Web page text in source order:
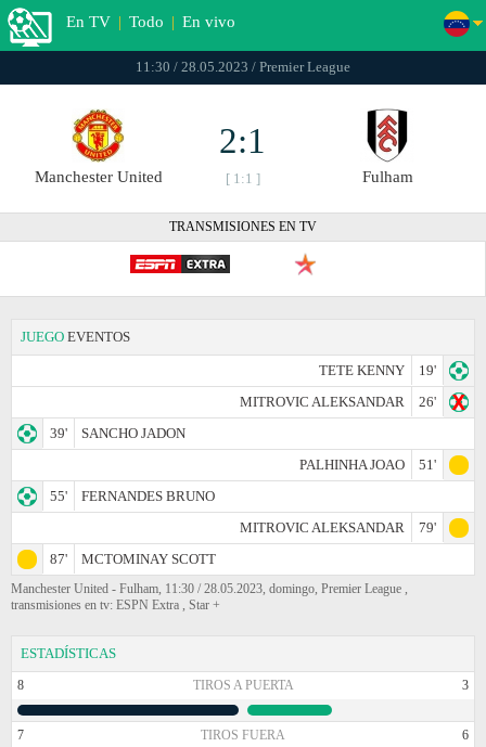
En TV | Todo | En vivo
11:30 / 28.05.2023 / Premier League
Manchester United
2:1
[ 1:1 ] Fulham
TRANSMISIONES EN TV
JUEGO EVENTOS
TETE KENNY
19'
MITROVIC ALEKSANDAR
26'
39'
SANCHO JADON
PALHINHA JOAO
51'
55'
FERNANDES BRUNO
MITROVIC ALEKSANDAR
79'
87'
MCTOMINAY SCOTT
Manchester United - Fulham, 11:30 / 28.05.2023, domingo, Premier League ,
transmisiones en tv: ESPN Extra , Star +
ESTADÍSTICAS
8 TIROS A PUERTA 3
7 TIROS FUERA 6